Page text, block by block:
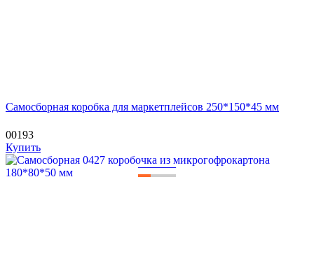
Самосборная коробка для маркетплейсов 250*150*45 мм
00193
Купить
———